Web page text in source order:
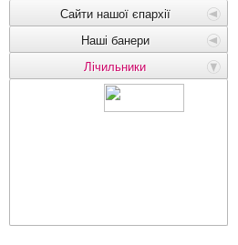
Сайти нашої єпархії
Наші банери
Лічильники